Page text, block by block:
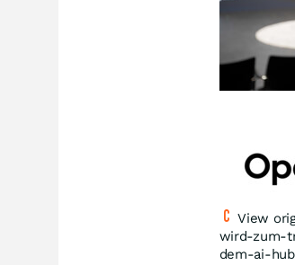
View
wird-zum-
dem-ai-